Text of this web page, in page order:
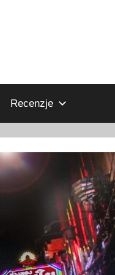
Recenzje